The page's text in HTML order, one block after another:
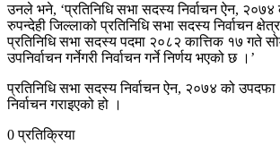
उनले भने, ‘प्रतिनिधि सभा सदस्य निर्वाचन ऐन,
रुपन्देही जिल्लाको प्रतिनिधि सभा सदस्य निर्वाचन
प्रतिनिधि सभा सदस्य पदमा २०८२ कात्तिक १७ गते
उपनिर्वाचन गर्नेगरी निर्वाचन गर्ने निर्णय भएको छ ।’
प्रतिनिधि सभा सदस्य निर्वाचन ऐन, २०७४ को उपदफा
निर्वाचन गराइएको हो ।
0 प्रतिक्रिया